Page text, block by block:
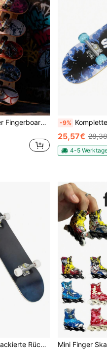
29mm flach-konkaver Fingerboard mit Holz-Ständer, ideales Geschenk für Skateboard-Enthusiasten
-9% Komplettes Skateboard, 4
25,57€
4-5
Ahorn-Silent-Stil-Skateboard